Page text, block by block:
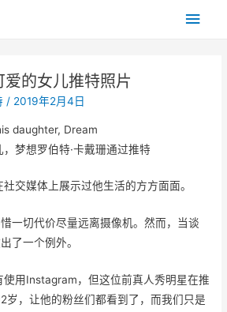
主
爱的女儿推特照片
/ 2019年2月4日
daughter, Dream
梦想罗伯特·卡戴珊通过推特
交媒体上展示过他生活的方方面面。
一切代价尽量远离摄像机。然而，当谈
了一个例外。
使用Instagram，但这位前真人秀明星在推
岁，让他的粉丝们都看到了，而我们只是